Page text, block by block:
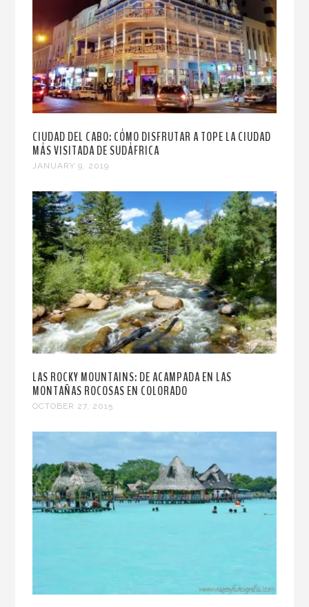
CIUDAD DEL CABO: CÓMO DISFRUTAR A TOPE LA CIUDAD
MÁS VISITADA DE SUDÁFRICA
JANUARY 9, 2019
LAS ROCKY MOUNTAINS: DE ACAMPADA EN LAS
MONTAÑAS ROCOSAS EN COLORADO
OCTOBER 27, 2015